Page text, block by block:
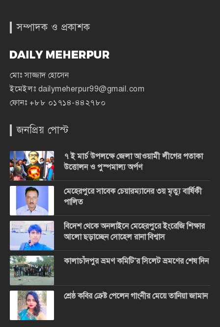
সম্পাদক ও প্রকাশক
মোঃ সাজ্জাদ হোসেন
ইমেইলঃ dailymeherpur99@gmail.com
ফোনঃ +৮৮ ০১৭১৪-৪৪২৭৮০
জনপ্রিয় পোস্ট
৭ ই মার্চ উপলক্ষে জেলা আওয়ামী লীগের পতাকা
উত্তোলন ও পুস্পমাল্য অর্পণ
মেহেরপুরে সাবেক চেয়ারম্যানের ৩য় মৃত্যু বার্ষিকী
পালিত
বিদেশ থেকে অনলাইনে মেহেরপুরে ইংরেজি শিক্ষার
আলো ছড়াচ্ছেন সোহেল রানা বিশ্বাস
কালাচাঁদপুর ভ্রমণ কমিটি’র সিলেট ভ্রমণের শেষ দিন
শ্রেষ্ঠ কবির ক্রেষ্ট পেলেন গাংনীর মেয়ে তানিয়া জামান